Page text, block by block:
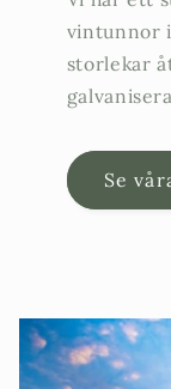
vintunnor
storlekar
Se